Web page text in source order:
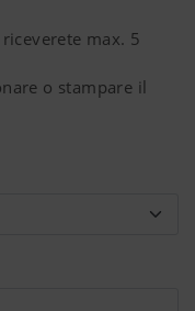
max. 5
o stampare il